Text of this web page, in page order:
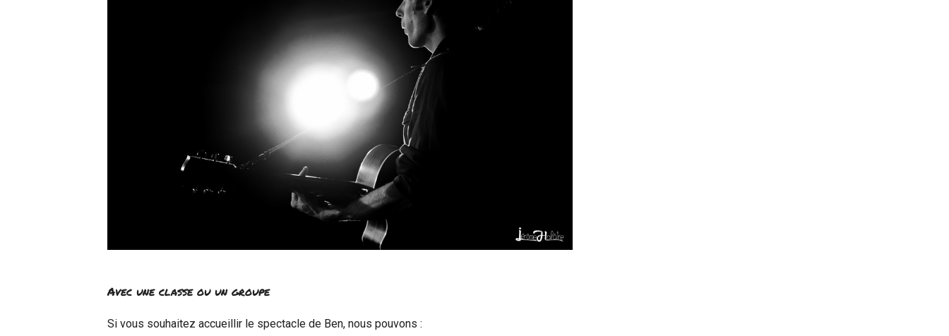
Avec une classe ou un groupe
Si vous souhaitez accueillir le spectacle de Ben, nous pouvons :